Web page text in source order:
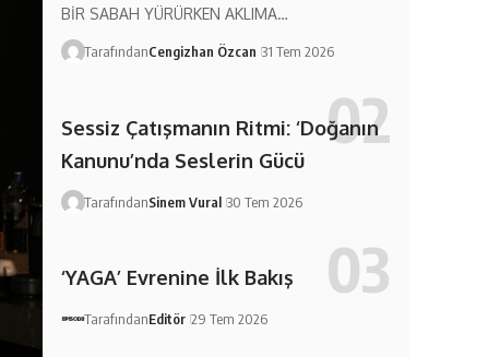
BİR SABAH YÜRÜRKEN AKLIMA…
TarafındanCengizhan Özcan 31 Tem 2026
Sessiz Çatışmanın Ritmi: ‘Doğanın
Kanunu’nda Seslerin Gücü
TarafındanSinem Vural 30 Tem 2026
‘YAGA’ Evrenine İlk Bakış
TarafındanEditör 29 Tem 2026